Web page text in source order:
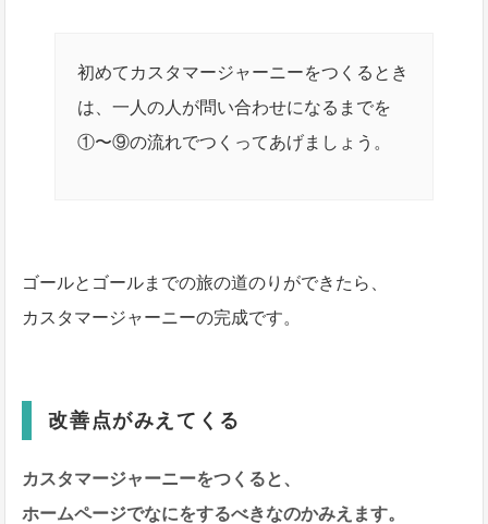
初めてカスタマージャーニーをつくるとき
は、一人の人が問い合わせになるまでを
①〜⑨の流れでつくってあげましょう。
ゴールとゴールまでの旅の道のりができたら、
カスタマージャーニーの完成です。
改善点がみえてくる
カスタマージャーニーをつくると、
ホームページでなにをするべきなのかみえます。